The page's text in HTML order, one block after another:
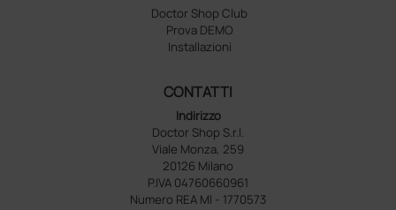
Doctor Shop Club
Prova DEMO
Installazioni
CONTATTI
Indirizzo
Doctor Shop S.r.l.
Viale Monza, 259
20126 Milano
P.IVA 04760660961
Numero REA MI - 1770573